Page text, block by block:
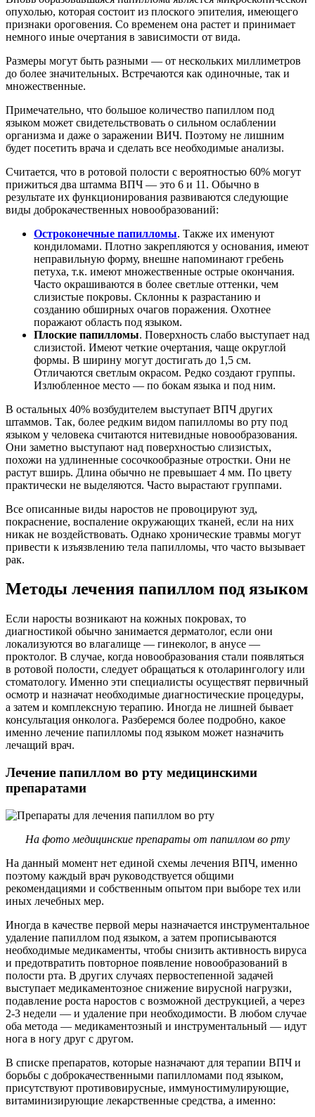
опухолью, которая состоит из плоского эпителия, имеющего
признаки ороговения. Со временем она растет и принимает
немного иные очертания в зависимости от вида.
Размеры могут быть разными — от нескольких миллиметров
до более значительных. Встречаются как одиночные, так и
множественные.
Примечательно, что большое количество папиллом под
языком может свидетельствовать о сильном ослаблении
организма и даже о заражении ВИЧ. Поэтому не лишним
будет посетить врача и сделать все необходимые анализы.
Считается, что в ротовой полости с вероятностью 60% могут
прижиться два штамма ВПЧ — это 6 и 11. Обычно в
результате их функционирования развиваются следующие
виды доброкачественных новообразований:
Остроконечные папилломы. Также их именуют
кондиломами. Плотно закрепляются у основания, имеют
неправильную форму, внешне напоминают гребень
петуха, т.к. имеют множественные острые окончания.
Часто окрашиваются в более светлые оттенки, чем
слизистые покровы. Склонны к разрастанию и
созданию обширных очагов поражения. Охотнее
поражают область под языком.
Плоские папилломы. Поверхность слабо выступает над
слизистой. Имеют четкие очертания, чаще округлой
формы. В ширину могут достигать до 1,5 см.
Отличаются светлым окрасом. Редко создают группы.
Излюбленное место — по бокам языка и под ним.
В остальных 40% возбудителем выступает ВПЧ других
штаммов. Так, более редким видом папилломы во рту под
языком у человека считаются нитевидные новообразования.
Они заметно выступают над поверхностью слизистых,
похожи на удлиненные сосочкообразные отростки. Они не
растут вширь. Длина обычно не превышает 4 мм. По цвету
практически не выделяются. Часто вырастают группами.
Все описанные виды наростов не провоцируют зуд,
покраснение, воспаление окружающих тканей, если на них
никак не воздействовать. Однако хронические травмы могут
привести к изъязвлению тела папилломы, что часто вызывает
рак.
Методы лечения папиллом под языком
Если наросты возникают на кожных покровах, то
диагностикой обычно занимается дерматолог, если они
локализуются во влагалище — гинеколог, в анусе —
проктолог. В случае, когда новообразования стали появляться
в ротовой полости, следует обращаться к отоларингологу или
стоматологу. Именно эти специалисты осуществят первичный
осмотр и назначат необходимые диагностические процедуры,
а затем и комплексную терапию. Иногда не лишней бывает
консультация онколога. Разберемся более подробно, какое
именно лечение папилломы под языком может назначить
лечащий врач.
Лечение папиллом во рту медицинскими
препаратами
На фото медицинские препараты от папиллом во рту
На данный момент нет единой схемы лечения ВПЧ, именно
поэтому каждый врач руководствуется общими
рекомендациями и собственным опытом при выборе тех или
иных лечебных мер.
Иногда в качестве первой меры назначается инструментальное
удаление папиллом под языком, а затем прописываются
необходимые медикаменты, чтобы снизить активность вируса
и предотвратить повторное появление новообразований в
полости рта. В других случаях первостепенной задачей
выступает медикаментозное снижение вирусной нагрузки,
подавление роста наростов с возможной деструкцией, а через
2-3 недели — и удаление при необходимости. В любом случае
оба метода — медикаментозный и инструментальный — идут
нога в ногу друг с другом.
В списке препаратов, которые назначают для терапии ВПЧ и
борьбы с доброкачественными папилломами под языком,
присутствуют противовирусные, иммуностимулирующие,
витаминизирующие лекарственные средства, а именно: